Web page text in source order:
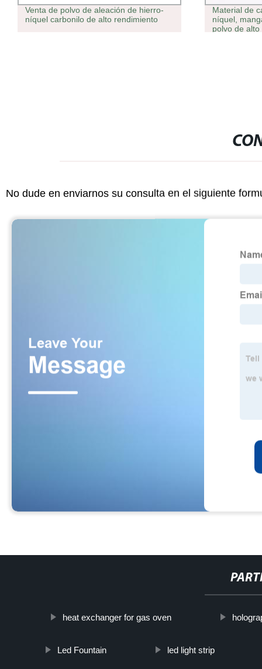
Venta de polvo de aleación de hierro-
níquel carbonilo de alto rendimiento
Material de
níquel,
polvo de
No dude en enviarnos su consulta en el siguiente
heat exchanger for gas oven
Led Fountain led light strip